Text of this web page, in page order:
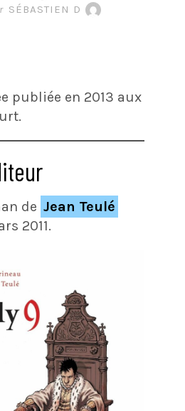
BANDE DESSINÉE
SÉBASTIEN D
publiée en 2013 aux
de Jean Teulé
2011.